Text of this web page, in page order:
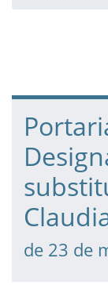
Fim da
Início do
de 23 de